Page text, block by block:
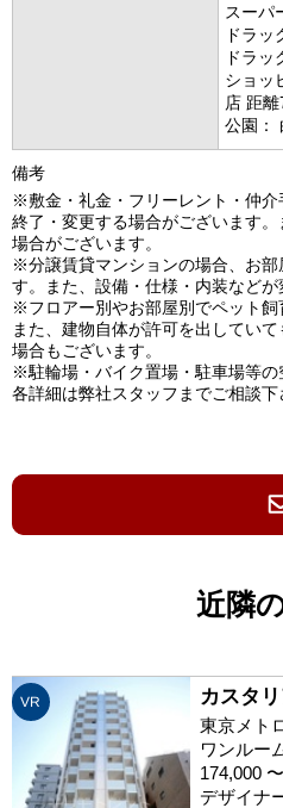
スーパ
ドラ
ドラ
ショッ
店 距
公園：
備考
※敷金・礼金・フリーレント・仲
終了・変更する場合がございます
場合がございます。
※分譲賃貸マンションの場合、お
す。また、設備・仕様・内装など
※フロアー別やお部屋別でペット
また、建物自体が許可を出してい
場合もございます。
※駐輪場・バイク置場・駐車場等の
各詳細は弊社スタッフまでご相談下
近隣
VR カスタ
東京メト
ワンルー
174,000
デザイナ